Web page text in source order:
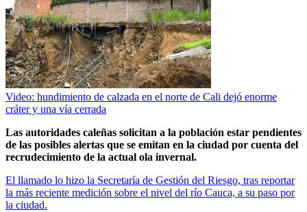
Video: hundimiento de calzada en el norte de Cali dejó enorme
cráter y una vía cerrada
Las autoridades caleñas solicitan a la población estar pendientes
de las posibles alertas que se emitan en la ciudad por cuenta del
recrudecimiento de la actual ola invernal.
El llamado lo hizo la Secretaría de Gestión del Riesgo, tras reportar
la más reciente medición sobre el nivel del río Cauca, a su paso por
la ciudad.